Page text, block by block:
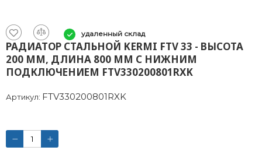
удаленный склад
РАДИАТОР СТАЛЬНОЙ KERMI FTV 33 - ВЫСОТА
200 ММ, ДЛИНА 800 ММ С НИЖНИМ
ПОДКЛЮЧЕНИЕМ FTV330200801RXK
Артикул: FTV330200801RXK